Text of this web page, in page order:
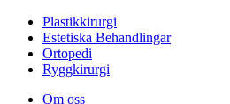
Plastikkirurgi
Estetiska Behandlingar
Ortopedi
Ryggkirurgi
Om oss